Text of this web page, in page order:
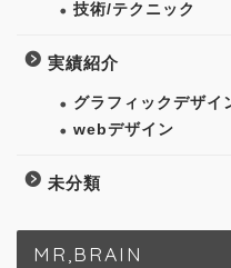
技術/テクニック
実績紹介
グラフィックデザイ
webデザイン
未分類
MR,BRAIN